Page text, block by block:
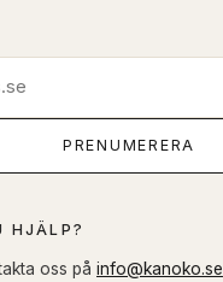
PRENUMERERA
HJÄLP?
oss på info@kanoko.se